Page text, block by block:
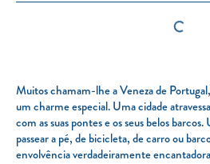
Muitos chamam-lhe a Veneza de
um charme especial. Uma cidade
com as suas pontes e os seus belos
passear a pé, de bicicleta, de carro ou
envolvência verdadeiramente